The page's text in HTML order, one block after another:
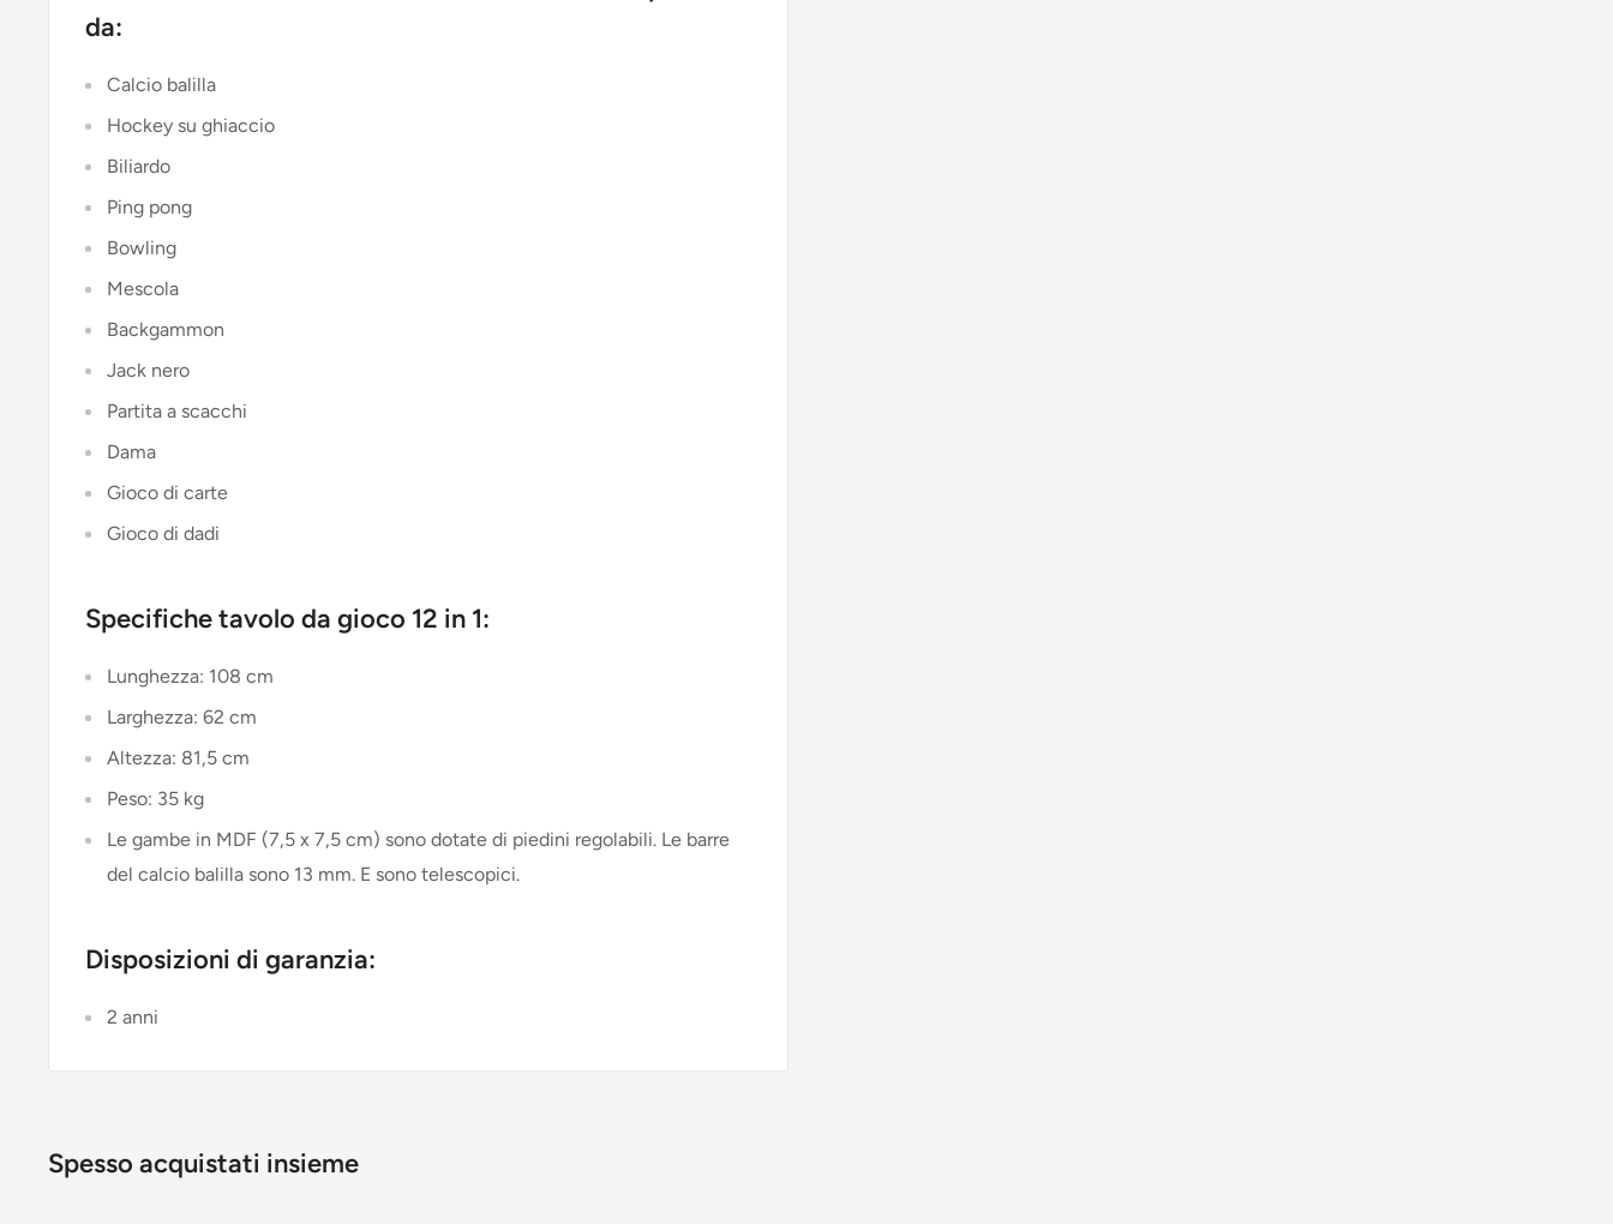
da:
Calcio balilla
Hockey su ghiaccio
Biliardo
Ping pong
Bowling
Mescola
Backgammon
Jack nero
Partita a scacchi
Dama
Gioco di carte
Gioco di dadi
Specifiche tavolo da gioco 12 in 1:
Lunghezza: 108 cm
Larghezza: 62 cm
Altezza: 81,5 cm
Peso: 35 kg
Le gambe in MDF (7,5 x 7,5 cm) sono dotate di piedini regolabili. Le barre
del calcio balilla sono 13 mm. E sono telescopici.
Disposizioni di garanzia:
2 anni
Spesso acquistati insieme